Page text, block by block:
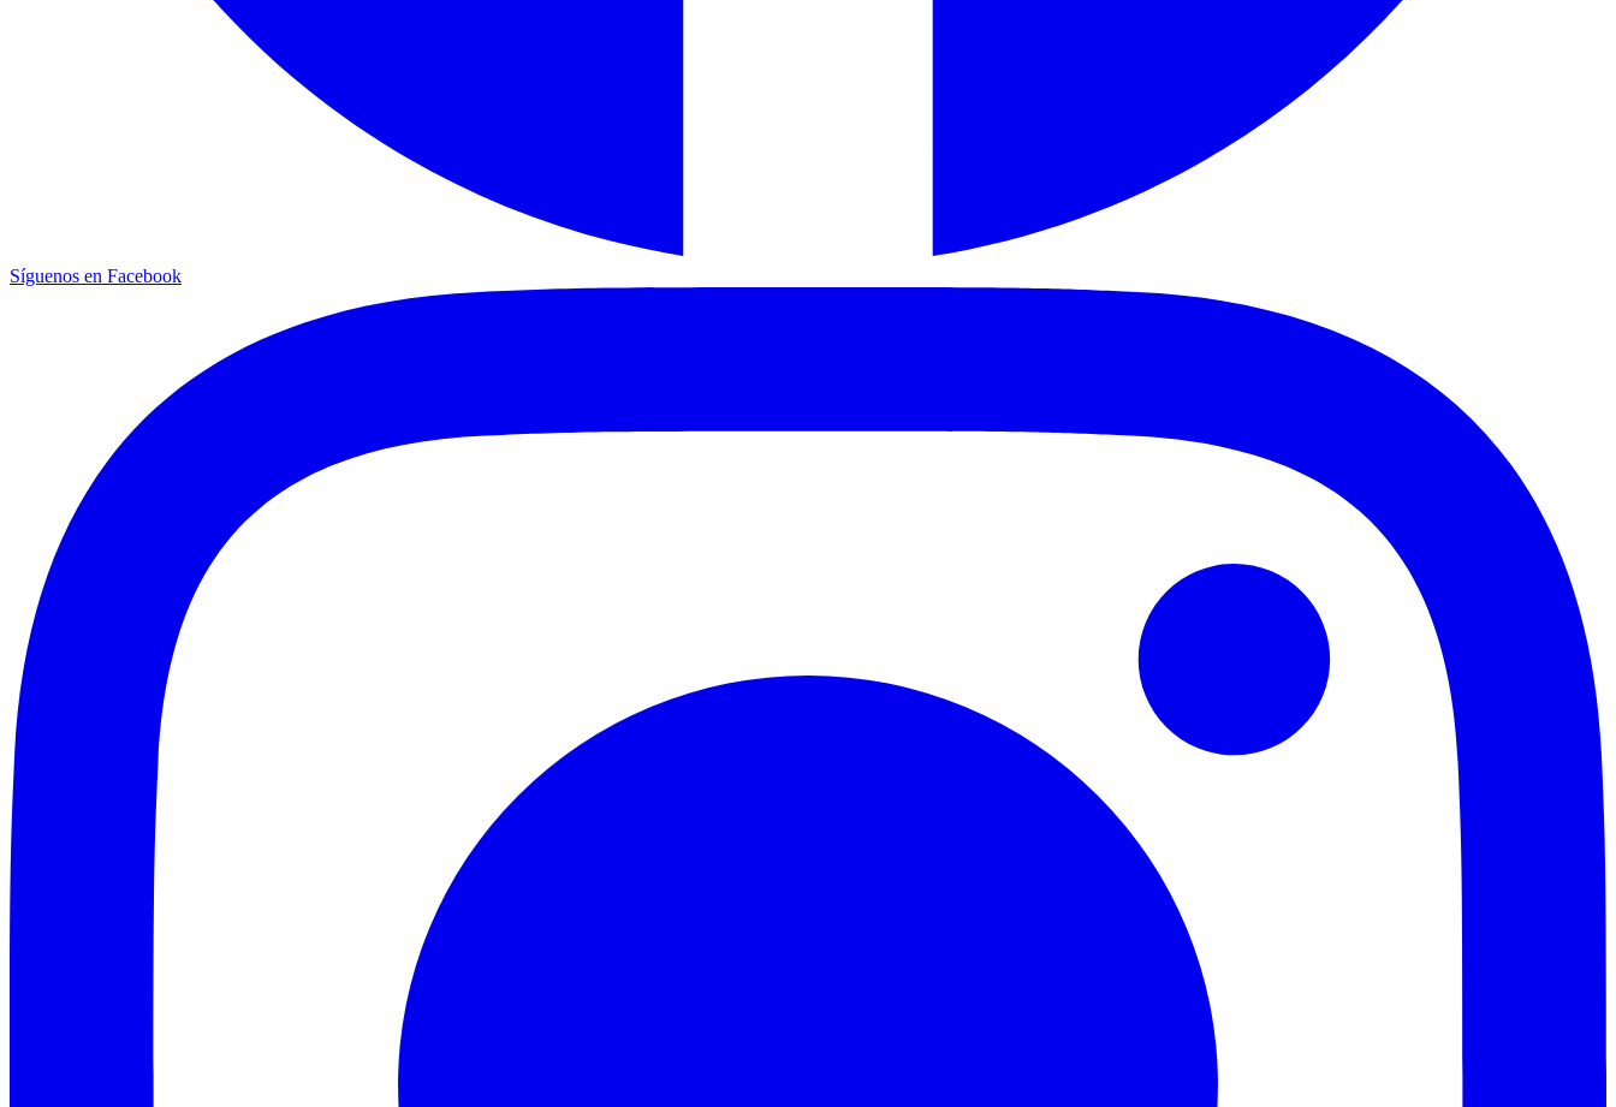
Síguenos en Facebook